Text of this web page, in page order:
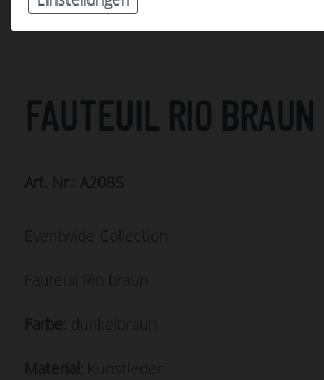
FAUTEUIL RIO BRAUN
Art. Nr.: A2085
Eventwide Collection
Fauteuil Rio braun
Farbe: dunkelbraun
Material: Kunstleder